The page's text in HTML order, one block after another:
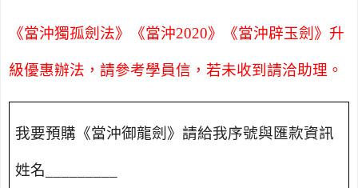
《當沖獨孤劍法》《當沖2020》《當沖辟玉劍》升
級優惠辦法，請參考學員信，若未收到請洽助理。
我要預購《當沖御龍劍》請給我序號與匯款資訊
姓名